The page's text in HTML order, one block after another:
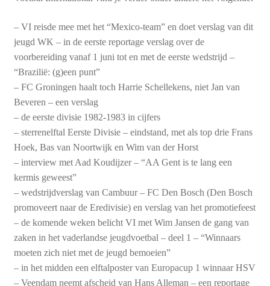
– VI reisde mee met het “Mexico-team” en doet verslag van dit
jeugd WK – in de eerste reportage verslag over de
voorbereiding vanaf 1 juni tot en met de eerste wedstrijd –
“Brazilië: (g)een punt”
– FC Groningen haalt toch Harrie Schellekens, niet Jan van
Beveren – een verslag
– de eerste divisie 1982-1983 in cijfers
– sterrenelftal Eerste Divisie – eindstand, met als top drie Frans
Hoek, Bas van Noortwijk en Wim van der Horst
– interview met Aad Koudijzer – “AA Gent is te lang een
kermis geweest”
– wedstrijdverslag van Cambuur – FC Den Bosch (Den Bosch
promoveert naar de Eredivisie) en verslag van het promotiefeest
– de komende weken belicht VI met Wim Jansen de gang van
zaken in het vaderlandse jeugdvoetbal – deel 1 – “Winnaars
moeten zich niet met de jeugd bemoeien”
– in het midden een elftalposter van Europacup 1 winnaar HSV
– Veendam neemt afscheid van Hans Alleman – een reportage